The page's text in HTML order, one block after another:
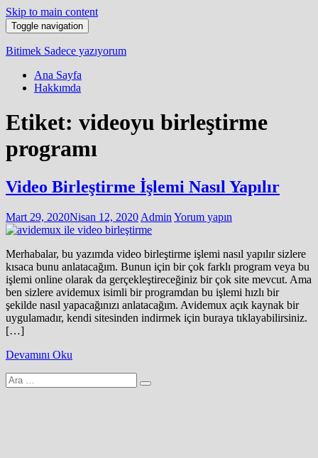
Skip to main content
Toggle navigation
Bitimek Sadece yazıyorum
Ana Sayfa
Hakkımda
Etiket: videoyu birleştirme
programı
Video Birleştirme İşlemi Nasıl Yapılır
Mart 29, 2020Nisan 12, 2020 Admin Yorum yapın
Merhabalar, bu yazımda video birleştirme işlemi nasıl yapılır sizlere
kısaca bunu anlatacağım. Bunun için bir çok farklı program veya bu
işlemi online olarak da gerçekleştireceğiniz bir çok site mevcut. Ama
ben sizlere avidemux isimli bir programdan bu işlemi hızlı bir
şekilde nasıl yapacağınızı anlatacağım. Avidemux açık kaynak bir
uygulamadır, kendi sitesinden indirmek için buraya tıklayabilirsiniz.
[…]
Devamını Oku
Arama
yap: